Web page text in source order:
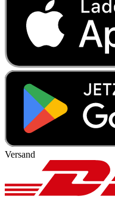
Versand